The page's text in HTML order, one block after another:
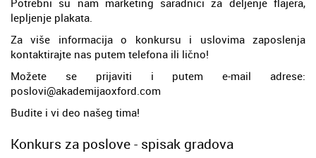
Potrebni su nam marketing saradnici za deljenje flajera,
lepljenje plakata.
Za više informacija o konkursu i uslovima zaposlenja
kontaktirajte nas putem telefona ili lično!
Možete se prijaviti i putem e-mail adrese:
poslovi@akademijaoxford.com
Budite i vi deo našeg tima!
Konkurs za poslove - spisak gradova